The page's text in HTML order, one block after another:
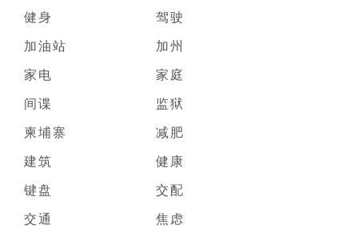
健身
驾驶
加油站
加州
家电
家庭
间谍
监狱
柬埔寨
减肥
建筑
健康
键盘
交配
交通
焦虑